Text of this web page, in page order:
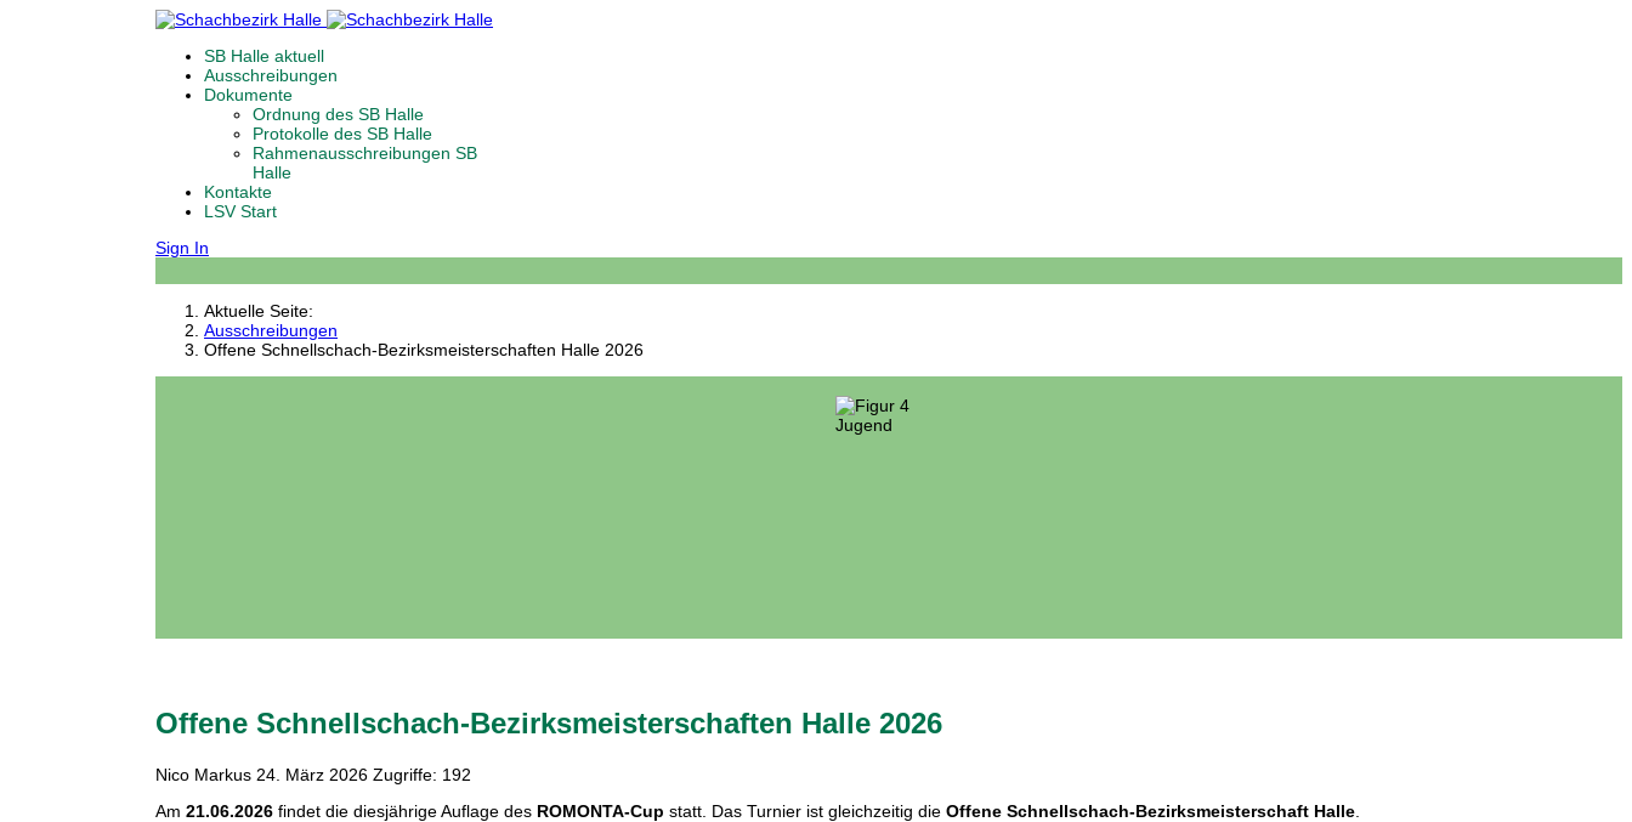
SB Halle aktuell
Ausschreibungen
Dokumente
Ordnung des SB Halle
Protokolle des SB Halle
Rahmenausschreibungen SB
Halle
Kontakte
LSV Start
Sign In
Aktuelle Seite:
Ausschreibungen
Offene Schnellschach-Bezirksmeisterschaften Halle 2026
Offene Schnellschach-Bezirksmeisterschaften Halle 2026
Nico Markus 24. März 2026 Zugriffe: 192
Am 21.06.2026 findet die diesjährige Auflage des ROMONTA-Cup statt. Das Turnier ist gleichzeitig die Offene Schnellschach-Bezirksmeisterschaft Halle